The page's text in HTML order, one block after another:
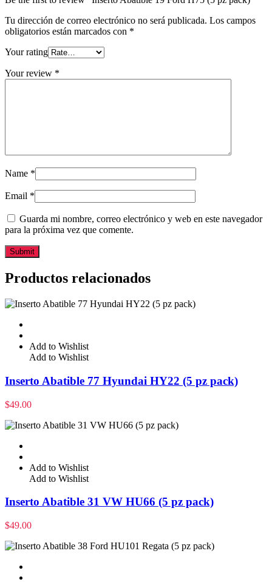
Tu dirección de correo electrónico no será publicada. Los campos
obligatorios están marcados con *
Your rating
Your review *
Name *
Email *
Guarda mi nombre, correo electrónico y web en este navegador
para la próxima vez que comente.
Productos relacionados
Add to Wishlist
Add to Wishlist
Inserto Abatible 77 Hyundai HY22 (5 pz pack)
$49.00
Add to Wishlist
Add to Wishlist
Inserto Abatible 31 VW HU66 (5 pz pack)
$49.00